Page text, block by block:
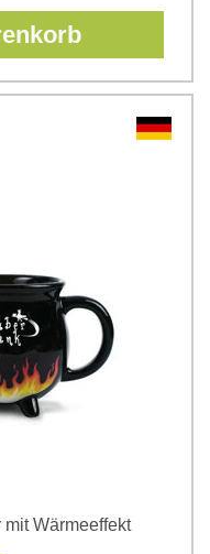
Wärmeeffekt